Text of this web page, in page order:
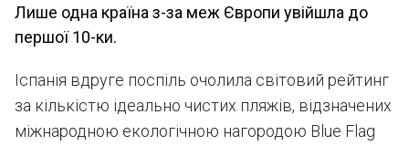
Лише одна країна з-за меж Європи увійшла до
першої 10-ки.
Іспанія вдруге поспіль очолила світовий рейтинг
за кількістю ідеально чистих пляжів, відзначених
міжнародною екологічною нагородою Blue Flag